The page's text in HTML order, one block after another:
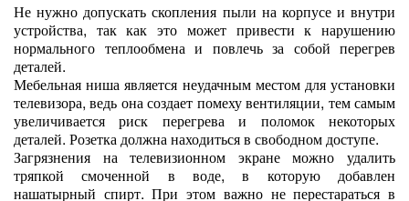
Не нужно допускать скопления пыли на корпусе и внутри
устройства, так как это может привести к нарушению
нормального теплообмена и повлечь за собой перегрев
деталей.
Мебельная ниша является неудачным местом для установки
телевизора, ведь она создает помеху вентиляции, тем самым
увеличивается риск перегрева и поломок некоторых
деталей. Розетка должна находиться в свободном доступе.
Загрязнения на телевизионном экране можно удалить
тряпкой смоченной в воде, в которую добавлен
нашатырный спирт. При этом важно не перестараться в